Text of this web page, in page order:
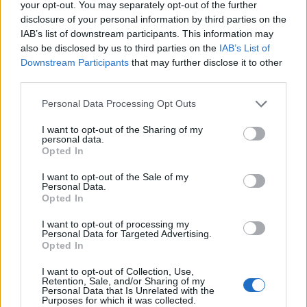
your opt-out. You may separately opt-out of the further
disclosure of your personal information by third parties on the
IAB’s list of downstream participants. This information may
also be disclosed by us to third parties on the IAB’s List of
Downstream Participants that may further disclose it to other
Personal Data Processing Opt Outs
I want to opt-out of the Sharing of my
personal data.
Opted In
I want to opt-out of the Sale of my
Personal Data.
Opted In
I want to opt-out of processing my
Personal Data for Targeted Advertising.
Opted In
I want to opt-out of Collection, Use,
Retention, Sale, and/or Sharing of my
Personal Data that Is Unrelated with the
Purposes for which it was collected.
Lees ook:
ZIEN: Waarom de wondergoal van Godts direct aan
Ajax-fans steken loftrompet: 'Zlatan deed het tegen
NAC, Godts deed het tegen NAC'
Ajax-fans hekelen basisopstelling: 'Nu al klaar met
Ajax Feyenoord
Ajax richt pijlen op Marokkaanse WK-sensatie
Azzedine Ounahi
Steven Berghuis zorgt voor ophef na harde
tackle in oefenduel van Ajax